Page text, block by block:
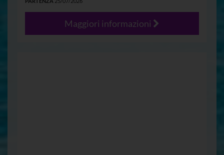
Maggiori informazioni